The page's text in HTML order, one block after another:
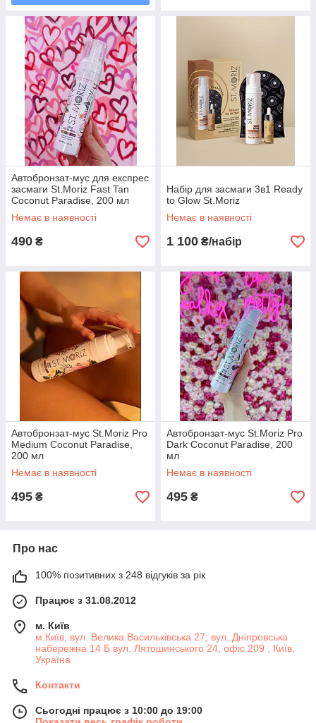
Автобронзат-мус для експрес
засмаги St.Moriz Fast Tan
Coconut Paradise, 200 мл
Немає в наявності
490 ₴
Набір для засмаги 3в1 Ready
to Glow St.Moriz
Немає в наявності
1 100 ₴/набір
Автобронзат-мус St.Moriz Pro
Medium Coconut Paradise,
200 мл
Немає в наявності
495 ₴
Автобронзат-мус St.Moriz Pro
Dark Coconut Paradise, 200
мл
Немає в наявності
495 ₴
Про нас
100% позитивних з 248 відгуків за рік
Працює з 31.08.2012
м. Київ
м.Київ, вул. Велика Васильківська 27; вул. Дніпровська
набережна 14 Б вул. Лятошинського 24, офіс 209 , Київ,
Україна
Контакти
Сьогодні працює з 10:00 до 19:00